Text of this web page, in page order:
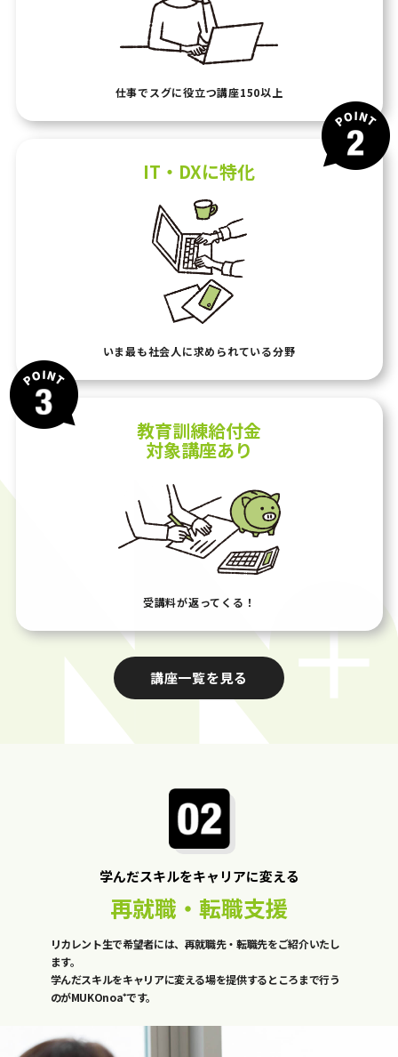
仕事でスグに役立つ講座150以上
IT・DXに特化
いま最も社会人に求められている分野
教育訓練給付金
対象講座あり
受講料が返ってくる！
講座一覧を見る
学んだスキルをキャリアに変える
再就職・転職支援
リカレント生で希望者には、再就職先・転職先をご紹介いたし
ます。
学んだスキルをキャリアに変える場を提供するところまで行う
のがMUKOnoa⁺です。